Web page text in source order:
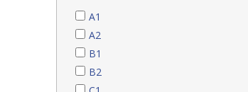
A1
A2
B1
B2